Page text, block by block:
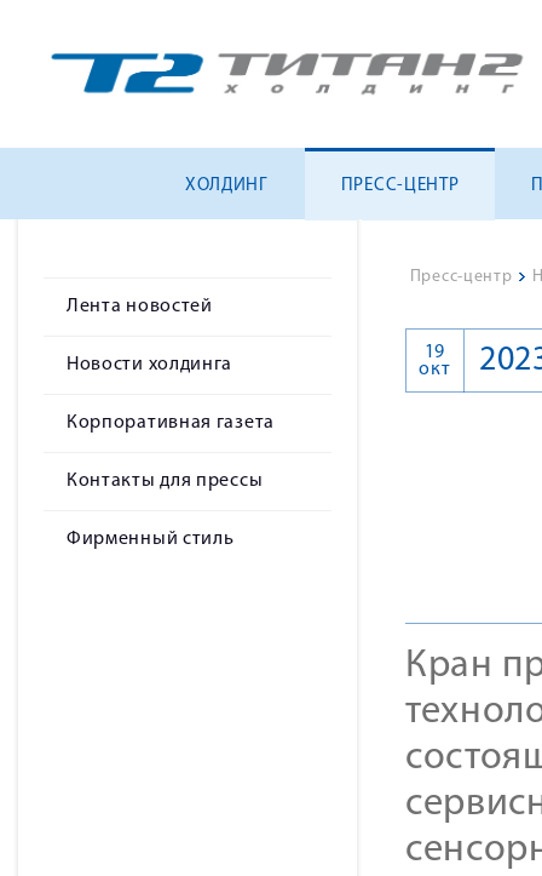
ХОЛДИНГ ПРЕСС-ЦЕНТР
Лента новостей
Новости холдинга
Корпоративная газета
Контакты для прессы
Фирменный стиль
Пресс-центр >
19
окт
Кран